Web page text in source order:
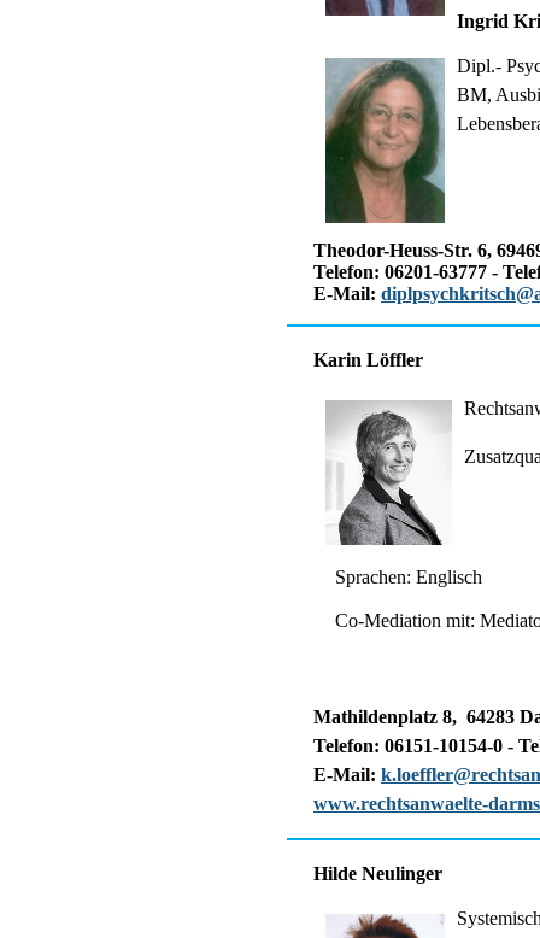
Ingrid
Dipl.-
BM,
Theodor-Heuss-Str. 6,
Telefon: 06201-63777 -
E-Mail:
Karin Löffler
Sprachen: Englisch
Co-Mediation mit:
Mathildenplatz 8, 64283
Telefon: 06151-10154-0 -
E-Mail:
www.rechtsanwaelte-
Hilde Neulinger